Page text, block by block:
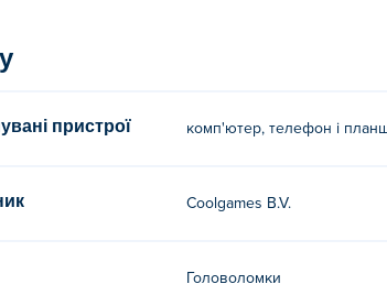
пристрої комп'ютер, телефон і
Coolgames B.V.
Головоломки